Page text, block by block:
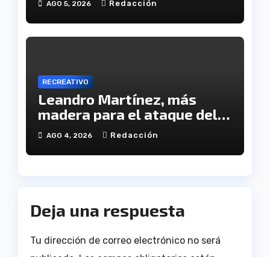
AGO 5, 2026 Redacción
RECREATIVO
Leandro Martínez, más
madera para el ataque del
Decano
AGO 4, 2026 Redacción
Deja una respuesta
Tu dirección de correo electrónico no será